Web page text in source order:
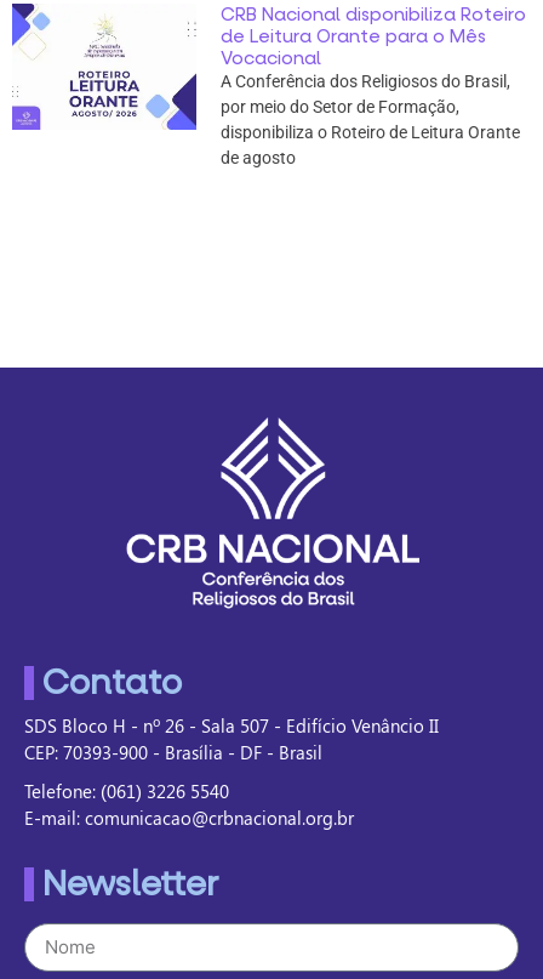
CRB Nacional disponibiliza Roteiro
de Leitura Orante para o Mês
Vocacional
A Conferência dos Religiosos do Brasil,
por meio do Setor de Formação,
disponibiliza o Roteiro de Leitura Orante
de agosto
Contato
SDS Bloco H - nº 26 - Sala 507 - Edifício Venâncio II
CEP: 70393-900 - Brasília - DF - Brasil
Telefone: (061) 3226 5540
E-mail: comunicacao@crbnacional.org.br
Newsletter